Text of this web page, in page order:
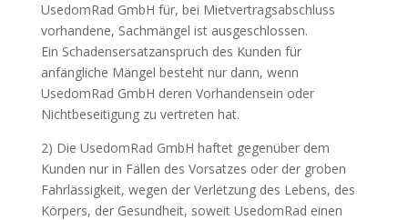
UsedomRad GmbH für, bei Mietvertragsabschluss
vorhandene, Sachmängel ist ausgeschlossen.
Ein Schadensersatzanspruch des Kunden für
anfängliche Mängel besteht nur dann, wenn
UsedomRad GmbH deren Vorhandensein oder
Nichtbeseitigung zu vertreten hat.
2) Die UsedomRad GmbH haftet gegenüber dem
Kunden nur in Fällen des Vorsatzes oder der groben
Fahrlässigkeit, wegen der Verletzung des Lebens, des
Körpers, der Gesundheit, soweit UsedomRad einen